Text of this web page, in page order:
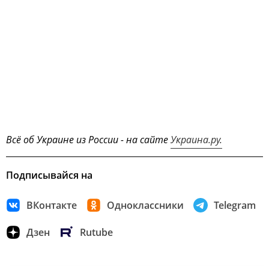
Всё об Украине из России - на сайтеУкраина.ру.
Подписывайся на
ВКонтакте Одноклассники Telegram
Дзен Rutube